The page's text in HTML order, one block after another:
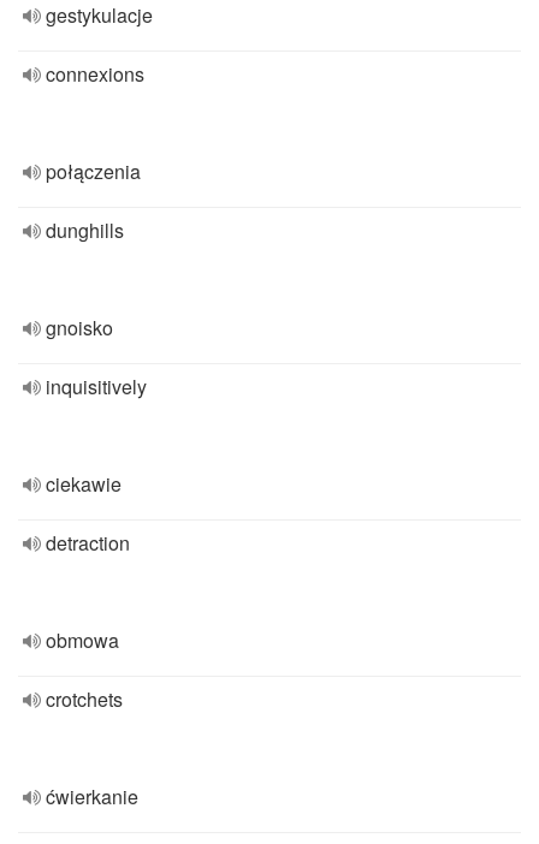
gestykulacje
connexions
połączenia
dunghills
gnoisko
inquisitively
ciekawie
detraction
obmowa
crotchets
ćwierkanie